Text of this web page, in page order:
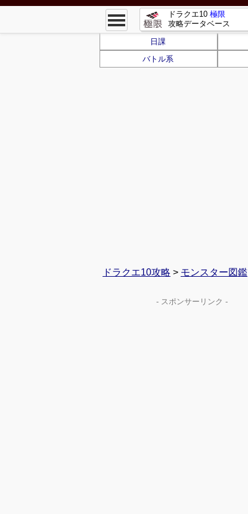
ドラクエ10 極限
攻略データベース
日課
バトル系
ドラクエ10攻略 > モンスター図鑑
- スポンサーリンク -